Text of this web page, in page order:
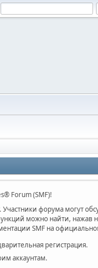
Forum (SMF)!
форума могут
можно найти, нажав
SMF на
регистрация.
аккаунтам.